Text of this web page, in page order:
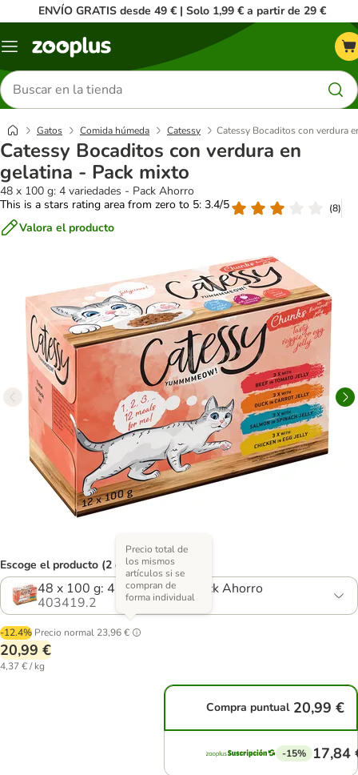
ENVÍO GRATIS desde 49 € | Solo 1,99 € a partir de 29 €
Menú
Buscar
productos
Gatos Comida húmeda Catessy Catessy Bocaditos con verdura
Catessy Bocaditos con verdura en
gelatina - Pack mixto
48 x 100 g: 4 variedades - Pack Ahorro
This is a stars rating area from zero to 5: 3.4/5
(8)
Valora el producto
Escoge el producto (2 opciones)
48 x 100 g: 4 variedades - Pack Ahorro
403419.2
-12.4% Precio normal 23,96 €
Precio total de
los mismos
artículos si se
compran de
forma individual
20,99 €
4,37 € / kg
Compra puntual 20,99 €
-15% 17,84